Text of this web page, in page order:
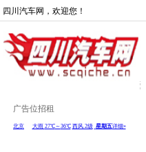
四川汽车网，欢迎您！
广告位招租